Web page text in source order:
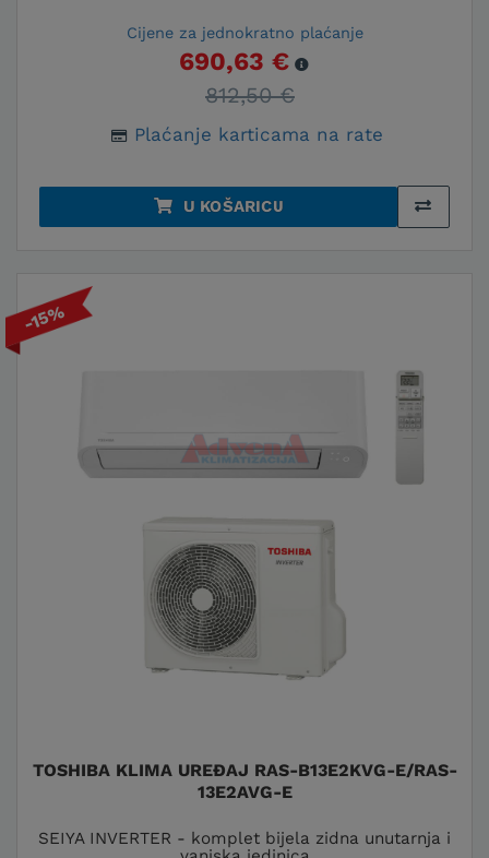
Cijene za jednokratno plaćanje
690,63 €
812,50 €
Plaćanje karticama na rate
U KOŠARICU
-15%
TOSHIBA KLIMA UREĐAJ RAS-B13E2KVG-E/RAS-
13E2AVG-E
SEIYA INVERTER - komplet bijela zidna unutarnja i